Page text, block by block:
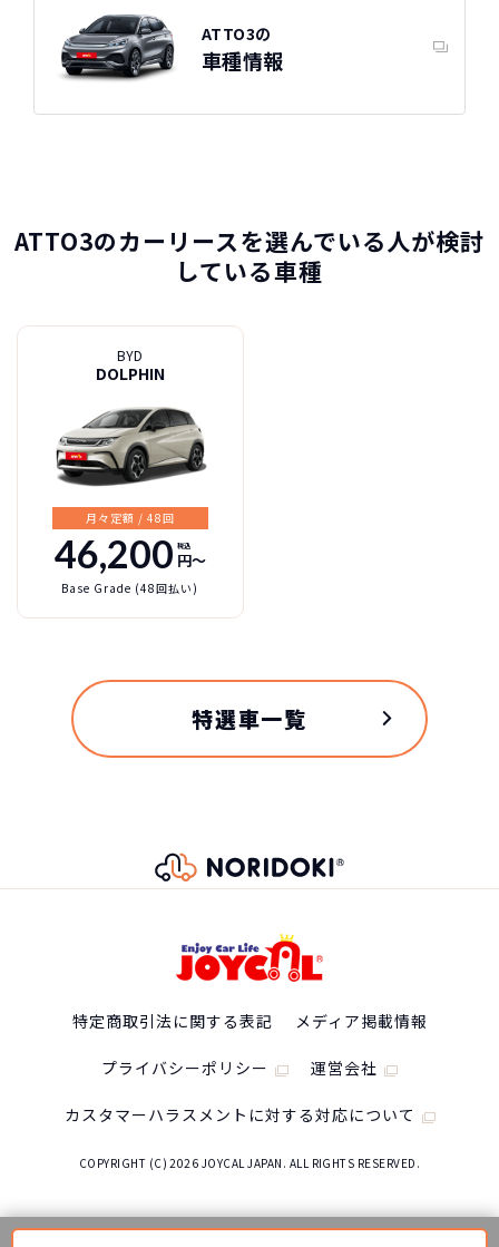
カーリースって結局ローンで
すよね？
総支払い金額
瞭然！
圧倒的な安さが
自動車ローン
469万円
4,699,200円
総支払金額の差
新車に乗りたいけど、まとまったお金がない。
ボーナスも不安
頭金・ボーナス払い・車検が不要！
月額以外は一切不要の定額料
たしかに安いけど、自分のものにならないんで
しょ？
所有の方がリスクがいっぱい！
3年ごとに新車に
ーライフ
自動車ローンで所有した場合
NORIDOKIが提案するカーライフ
ATTO3の
車種情報
ATTO3の特徴
BYD ATTO3の
スペック
1730kg
ATTO3のカーリースを選んでいる人が検討
している車種
BYD
DOLPHIN
月々定額 / 48回
46,200 税込
円〜
Base Grade (48回払い)
特選車一覧
特定商取引法に関する表記 メディア掲載情報
プライバシーポリシー 運営会社
カスタマーハラスメントに対する対応について
COPYRIGHT (C) 2026 JOYCAL JAPAN. ALL RIGHTS RESERVED.